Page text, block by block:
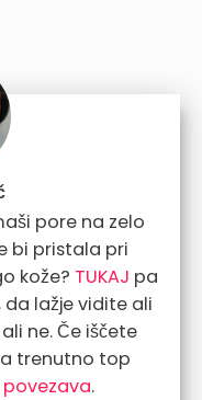
pore na zelo
bi pristala pri
kože? TUKAJ pa
lažje vidite ali
ne. Če iščete
trenutno top
.